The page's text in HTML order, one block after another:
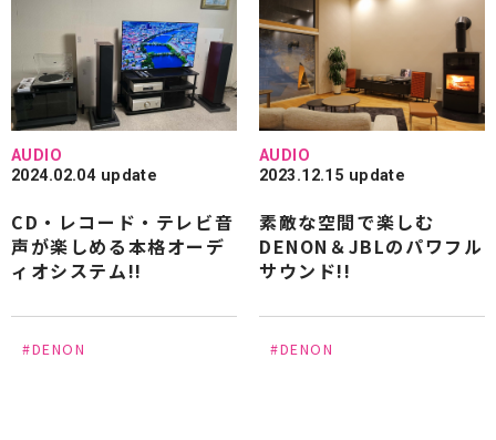
#STUDER #TAD #TAOC
#TANNOY #TEAC #Technics #Triode
#THORENS #Victor #WADIA #Wireworld
#WELLFLOAT #Wilson Benesch
#山本音響工芸
#ホームシアター #キクチ科学研究所
#5.1chシステム
すべて
AUDIO
2024.02.04 update
CD・レコード・テレビ音
声が楽しめる本格オーデ
ィオシステム!!
#DENON
AUDIO
2023.12.15 update
素敵な空間で楽しむ
DENON＆JBLのパワフル
サウンド!!
#DENON